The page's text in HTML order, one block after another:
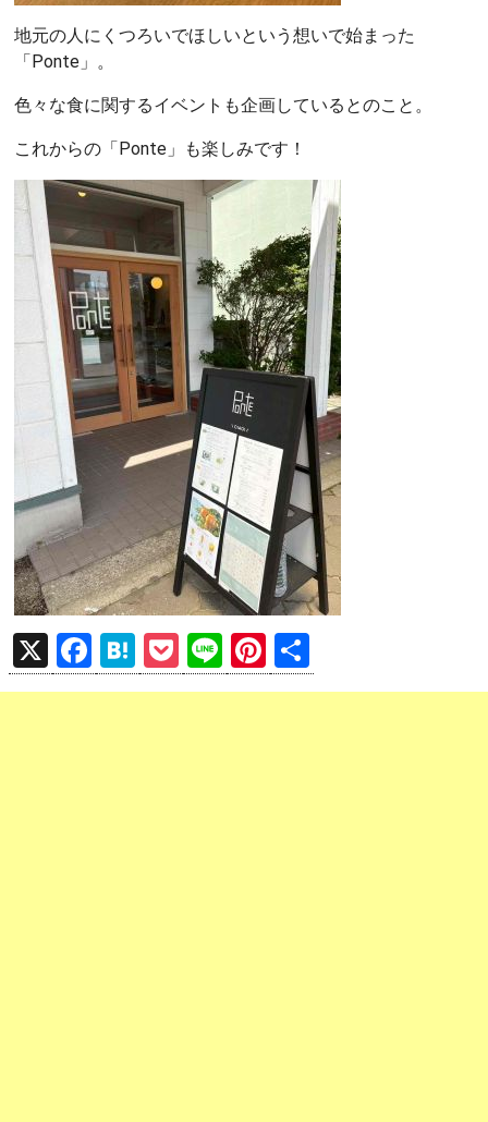
地元の人にくつろいでほしいという想いで始まった
「Ponte」。
色々な食に関するイベントも企画しているとのこと。
これからの「Ponte」も楽しみです！
X
F
a
H
at
P
o
Li
n
Pi
nt 有